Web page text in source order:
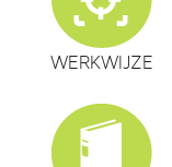
WERKWIJZE